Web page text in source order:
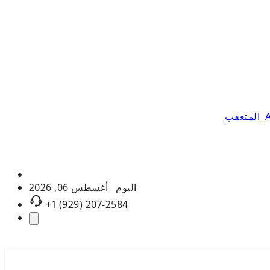
المتعقب
اليوم
أغسطس 06, 2026
+1 (929) 207-2584